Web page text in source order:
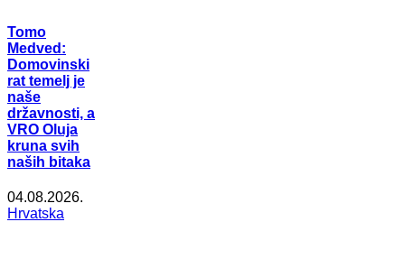
Tomo
Medved:
Domovinski
rat temelj je
naše
državnosti, a
VRO Oluja
kruna svih
naših bitaka
04.08.2026.
Hrvatska